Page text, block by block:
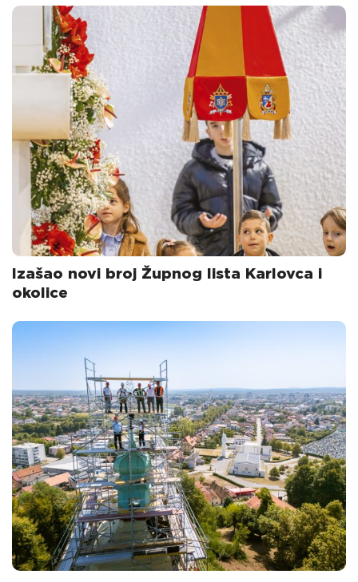
Izašao novi broj Župnog lista Karlovca i
okolice